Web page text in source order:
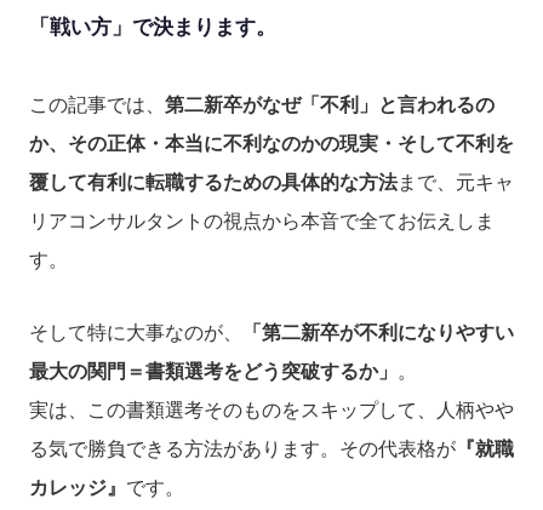
「戦い方」で決まります。
この記事では、 第二新卒がなぜ「不利」と言われるの
か、その正体・本当に不利なのかの現実・そして不利を
覆して有利に転職するための具体的な方法まで、元キャ
リアコンサルタントの視点から本音で全てお伝えしま
す。
そして特に大事なのが、
「第二新卒が不利になりやすい
最大の関門＝書類選考をどう突破するか」
。
実は、この書類選考そのものをスキップして、人柄やや
る気で勝負できる方法があります。その代表格が 『就職
カレッジ』 です。